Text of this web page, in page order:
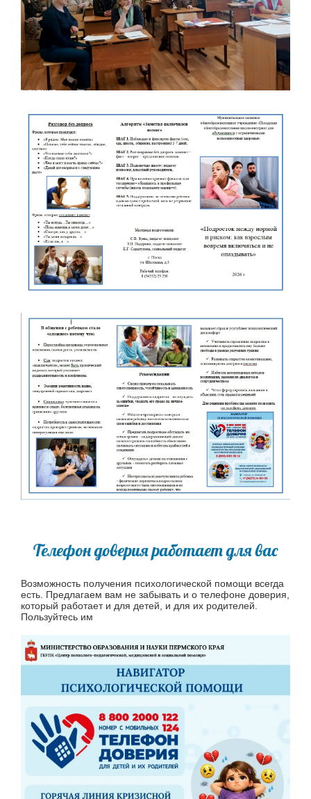
Телефон доверия работает для вас
Возможность получения психологической помощи всегда
есть. Предлагаем вам не забывать и о телефоне доверия,
который работает и для детей, и для их родителей.
Пользуйтесь им